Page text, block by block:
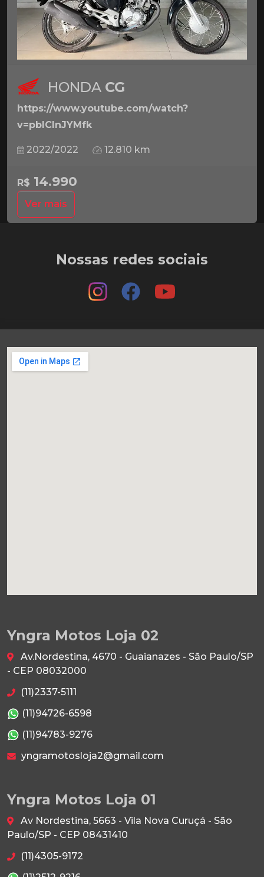
HONDA CG
https://www.youtube.com/watch?
v=pbICInJYMfk
2022/2022 12.810 km
R$ 14.990
Ver mais
Nossas redes sociais
Yngra Motos Loja 02
Av.Nordestina, 4670 - Guaianazes - São Paulo/SP
- CEP 08032000
(11)2337-5111
(11)94726-6598
(11)94783-9276
yngramotosloja2@gmail.com
Yngra Motos Loja 01
Av Nordestina, 5663 - Vila Nova Curuçá - São
Paulo/SP - CEP 08431410
(11)4305-9172